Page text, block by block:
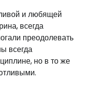
и любящей
всегда
преодолевать
всегда
но в то же